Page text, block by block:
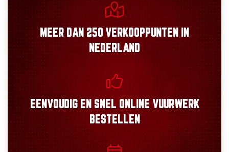
MEER DAN 250 VERKOOPPUNTEN IN
NEDERLAND
EENVOUDIGEN SNEL ONLINE VUURWERK
BESTELLEN